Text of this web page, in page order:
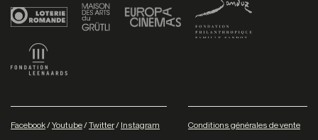
Facebook/Youtube/Twitter/ Instagram Conditions générales de vente